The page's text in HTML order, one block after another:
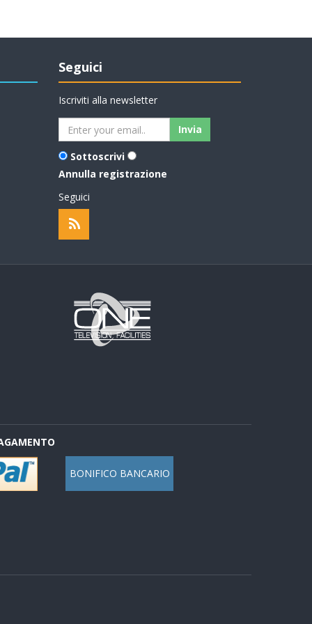
Seguici
Iscriviti alla newsletter
Sottoscrivi
Annulla registrazione
Seguici
BONIFICO BANCARIO